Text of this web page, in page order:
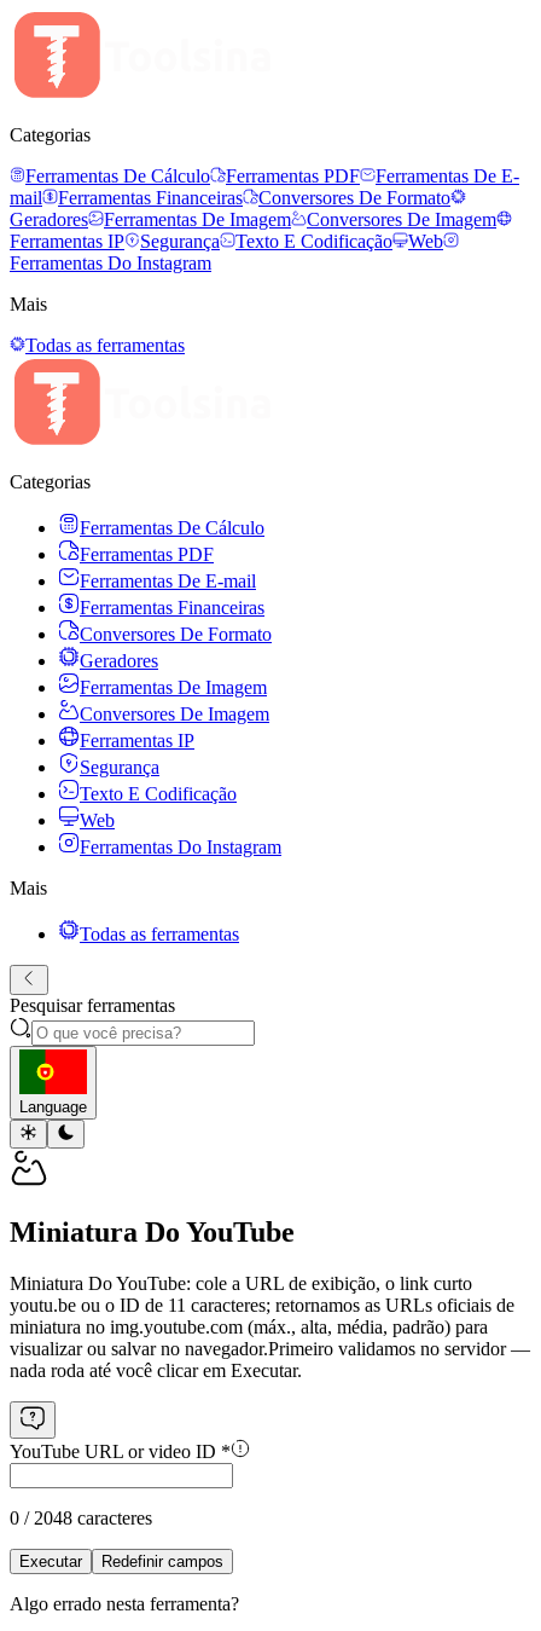
Categorias
Ferramentas De Cálculo
Ferramentas PDF
Ferramentas De E-
mail
Ferramentas Financeiras
Conversores De Formato
Geradores
Ferramentas De Imagem
Conversores De Imagem
Ferramentas IP
Segurança Texto E Codificação
Web
Ferramentas Do Instagram
Mais
Todas as ferramentas
Categorias
Ferramentas De Cálculo
Ferramentas PDF
Ferramentas De E-mail
Ferramentas Financeiras
Conversores De Formato
Geradores
Ferramentas De Imagem
Conversores De Imagem
Ferramentas IP
Segurança
Texto E Codificação
Web
Ferramentas Do Instagram
Mais
Todas as ferramentas
Pesquisar ferramentas
Language
Miniatura Do YouTube
Miniatura Do YouTube: cole a URL de exibição, o link curto
youtu.be ou o ID de 11 caracteres; retornamos as URLs oficiais de
miniatura no img.youtube.com (máx., alta, média, padrão) para
visualizar ou salvar no navegador.Primeiro validamos no servidor —
nada roda até você clicar em Executar.
YouTube URL or video ID *
0 / 2048 caracteres
Executar Redefinir campos
Algo errado nesta ferramenta?